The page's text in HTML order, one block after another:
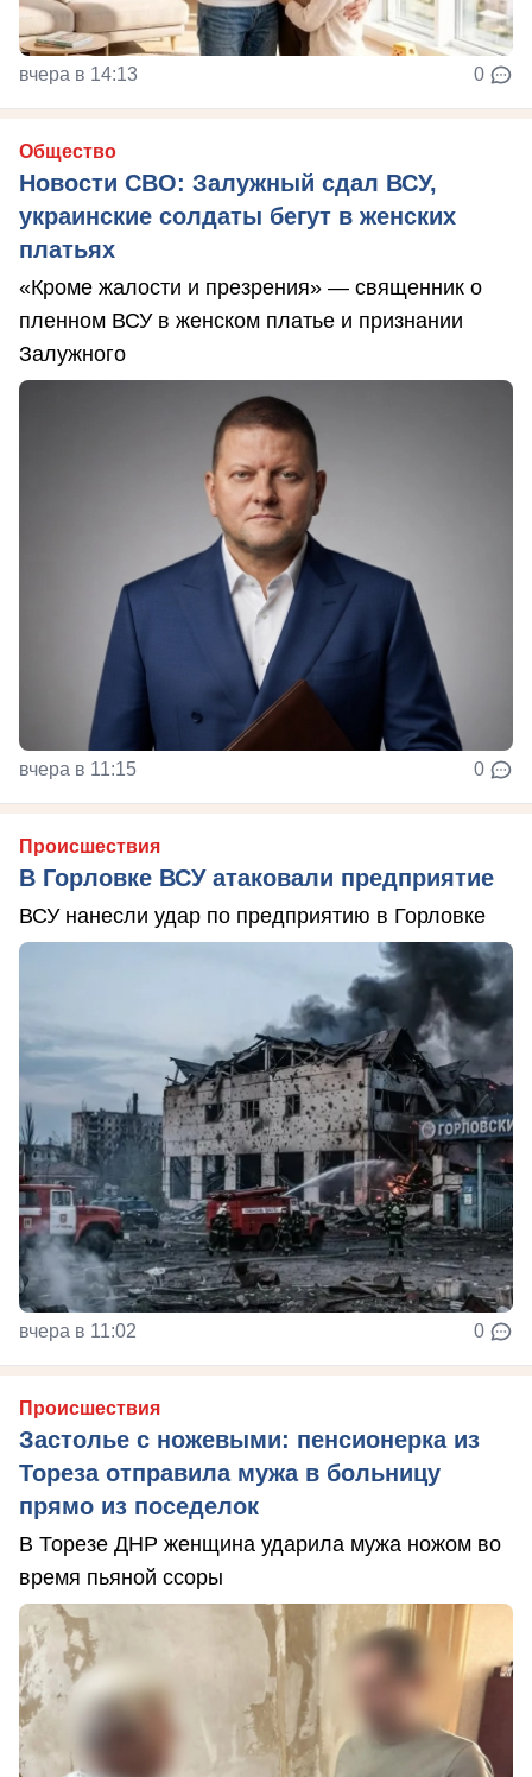
вчера в 14:13 0
Общество
Новости СВО: Залужный сдал ВСУ,
украинские солдаты бегут в женских
платьях
«Кроме жалости и презрения» — священник о
пленном ВСУ в женском платье и признании
Залужного
вчера в 11:15 0
Происшествия
В Горловке ВСУ атаковали предприятие
ВСУ нанесли удар по предприятию в Горловке
вчера в 11:02 0
Происшествия
Застолье с ножевыми: пенсионерка из
Тореза отправила мужа в больницу
прямо из поседелок
В Торезе ДНР женщина ударила мужа ножом во
время пьяной ссоры